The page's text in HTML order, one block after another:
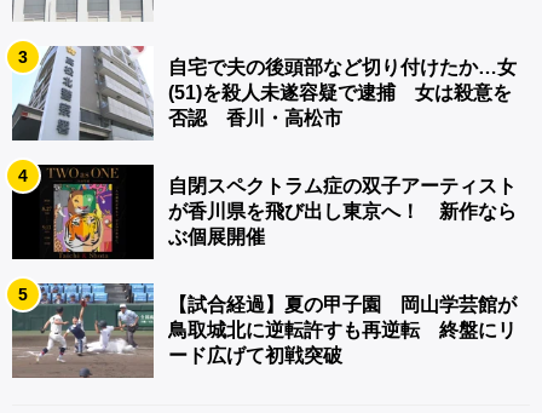
3
自宅で夫の後頭部など切り付けたか…女
(51)を殺人未遂容疑で逮捕 女は殺意を
否認 香川・高松市
4
自閉スペクトラム症の双子アーティスト
が香川県を飛び出し東京へ！ 新作なら
ぶ個展開催
5
【試合経過】夏の甲子園 岡山学芸館が
鳥取城北に逆転許すも再逆転 終盤にリ
ード広げて初戦突破